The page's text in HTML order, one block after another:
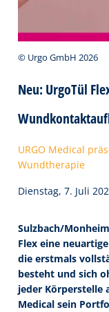
© Urgo GmbH 2026
Neu: UrgoTül
URGO Medical
Wundtherapie
Dienstag, 7. Juli
Sulzbach/
Flex eine
die erstmals
besteht und sich
jeder Körperstelle
Medical sein